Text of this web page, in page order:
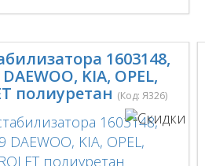
1603148,
KIA, OPEL,
полиуретан (Код: Я326)